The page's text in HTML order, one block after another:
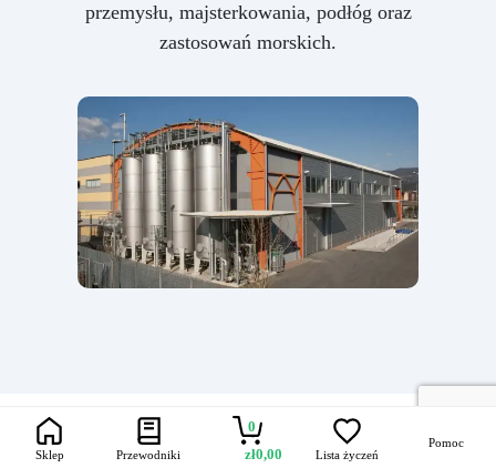
przemysłu, majsterkowania, podłóg oraz
zastosowań morskich.
Sklep Przewodniki
0
zł0,00 Lista życzeń
Pomoc